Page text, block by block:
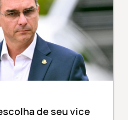
de seu vice